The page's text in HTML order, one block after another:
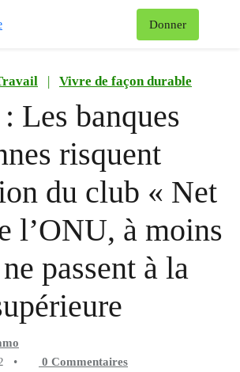
Donner
| Vivre de façon durable
Les banques
risquent
du club « Net
l’ONU, à moins
passent à la
• 0 Commentaires